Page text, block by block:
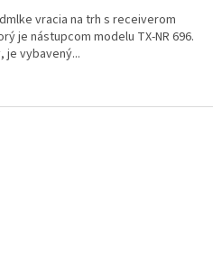
vracia na trh s receiverom
je nástupcom modelu TX-NR 696.
vybavený...